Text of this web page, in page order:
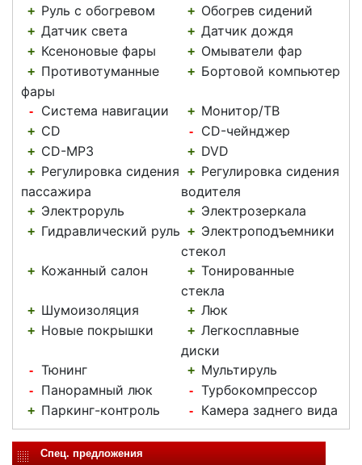
+ Руль с обогревом + Обогрев сидений
+ Датчик света + Датчик дождя
+ Ксеноновые фары + Омыватели фар
+ Противотуманные
фары
+ Бортовой компьютер
- Система навигации + Монитор/ТВ
+ CD - CD-чейнджер
+ CD-MP3 + DVD
+ Регулировка сидения
пассажира
+ Регулировка сидения
водителя
+ Электроруль + Электрозеркала
+ Гидравлический руль + Электроподъемники
стекол
+ Кожанный салон + Тонированные
стекла
+ Шумоизоляция + Люк
+ Новые покрышки + Легкосплавные
диски
- Тюнинг + Мультируль
- Панорамный люк - Турбокомпрессор
+ Паркинг-контроль - Камера заднего вида
Спец. предложения